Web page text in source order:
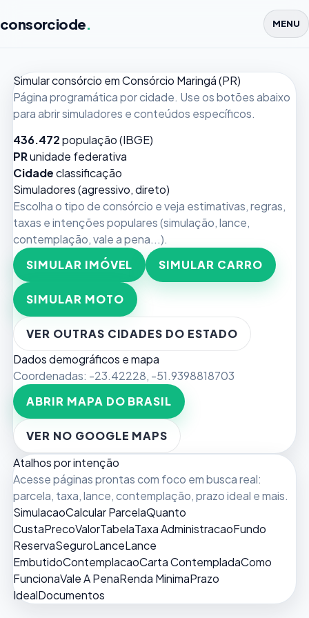
consorciode. MENU
Simular consórcio em Consórcio Maringá (PR)
Página programática por cidade. Use os botões abaixo
para abrir simuladores e conteúdos específicos.
436.472população (IBGE)
PRunidade federativa
Cidadeclassificação
Simuladores (agressivo, direto)
Escolha o tipo de consórcio e veja estimativas, regras,
taxas e intenções populares (simulação, lance,
contemplação, vale a pena...).
SIMULAR IMÓVEL
SIMULAR CARRO
SIMULAR MOTO
VER OUTRAS CIDADES DO ESTADO
Dados demográficos e mapa
Coordenadas: -23.42228, -51.9398818703
ABRIR MAPA DO BRASIL
VER NO GOOGLE MAPS
Atalhos por intenção
Acesse páginas prontas com foco em busca real:
parcela, taxa, lance, contemplação, prazo ideal e mais.
SimulacaoCalcular ParcelaQuanto
CustaPrecoValorTabelaTaxa AdministracaoFundo
ReservaSeguroLanceLance
EmbutidoContemplacaoCarta ContempladaComo
FuncionaVale A PenaRenda MinimaPrazo
IdealDocumentos